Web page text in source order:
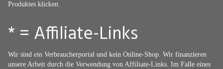
Produktes klicken.
* = Affiliate-Links
Wir sind ein Verbraucherportal und kein Online-Shop. Wir finanzieren
unsere Arbeit durch die Verwendung von Affiliate-Links. Im Falle eines